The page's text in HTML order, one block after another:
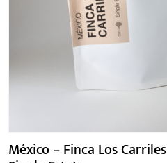
México – Finca Los Carriles